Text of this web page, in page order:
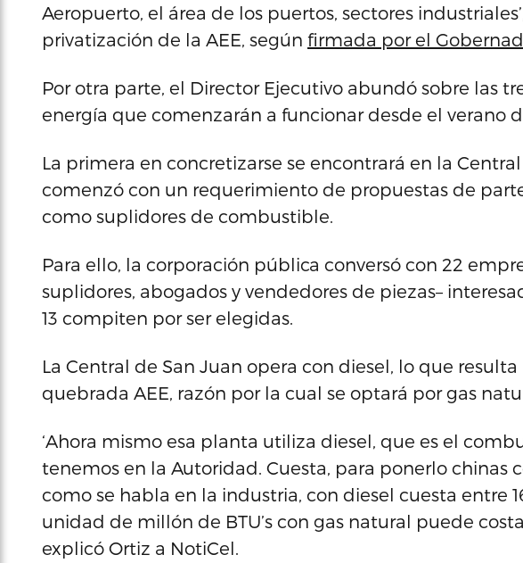
Aeropuerto, el área de los puertos, sectores
privatización de la AEE, según firmada por el
Por otra parte, el Director Ejecutivo abundó sobre las
energía que comenzarán a funcionar desde el verano
La primera en concretizarse se encontrará en la
comenzó con un requerimiento de propuestas de
como suplidores de combustible.
Para ello, la corporación pública conversó con 22
suplidores, abogados y vendedores de piezas–
13 compiten por ser elegidas.
La Central de San Juan opera con diesel, lo que
quebrada AEE, razón por la cual se optará por gas
‘Ahora mismo esa planta utiliza diesel, que es el
tenemos en la Autoridad. Cuesta, para ponerlo chinas
como se habla en la industria, con diesel cuesta entre
unidad de millón de BTU’s con gas natural puede
explicó Ortiz a NotiCel.